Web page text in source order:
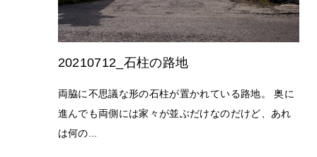
20210712_石柱の路地
両脇に不思議な形の石柱が置かれている路地。 奥に
進んでも両側には家々が並ぶだけなのだけど、あれ
は何の...